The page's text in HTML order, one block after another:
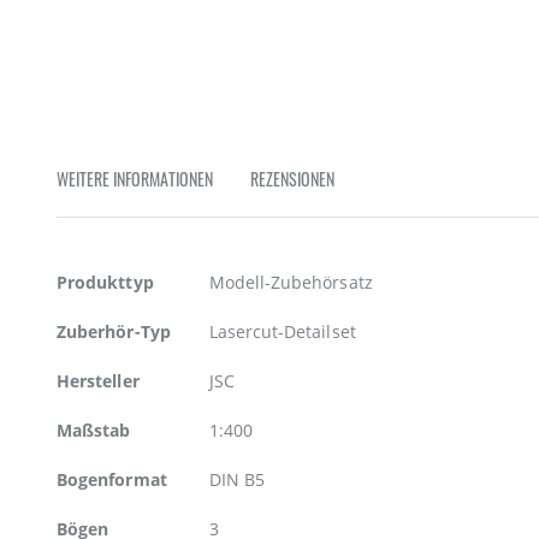
WEITERE INFORMATIONEN REZENSIONEN
Weitere
Produkttyp Modell-Zubehörsatz
Zuberhör-Typ Lasercut-Detailset
Hersteller JSC
Maßstab 1:400
Bogenformat DIN B5
Bögen 3